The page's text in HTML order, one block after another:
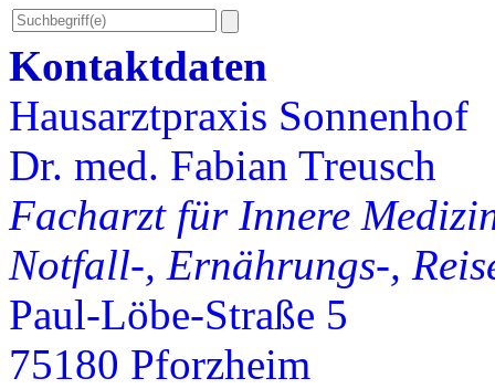
Kontaktdaten
Hausarztpraxis Sonnenhof
Dr. med. Fabian Treusch
Facharzt für Innere
Notfall-, Ernährungs-,
Paul-Löbe-Straße 5
75180 Pforzheim